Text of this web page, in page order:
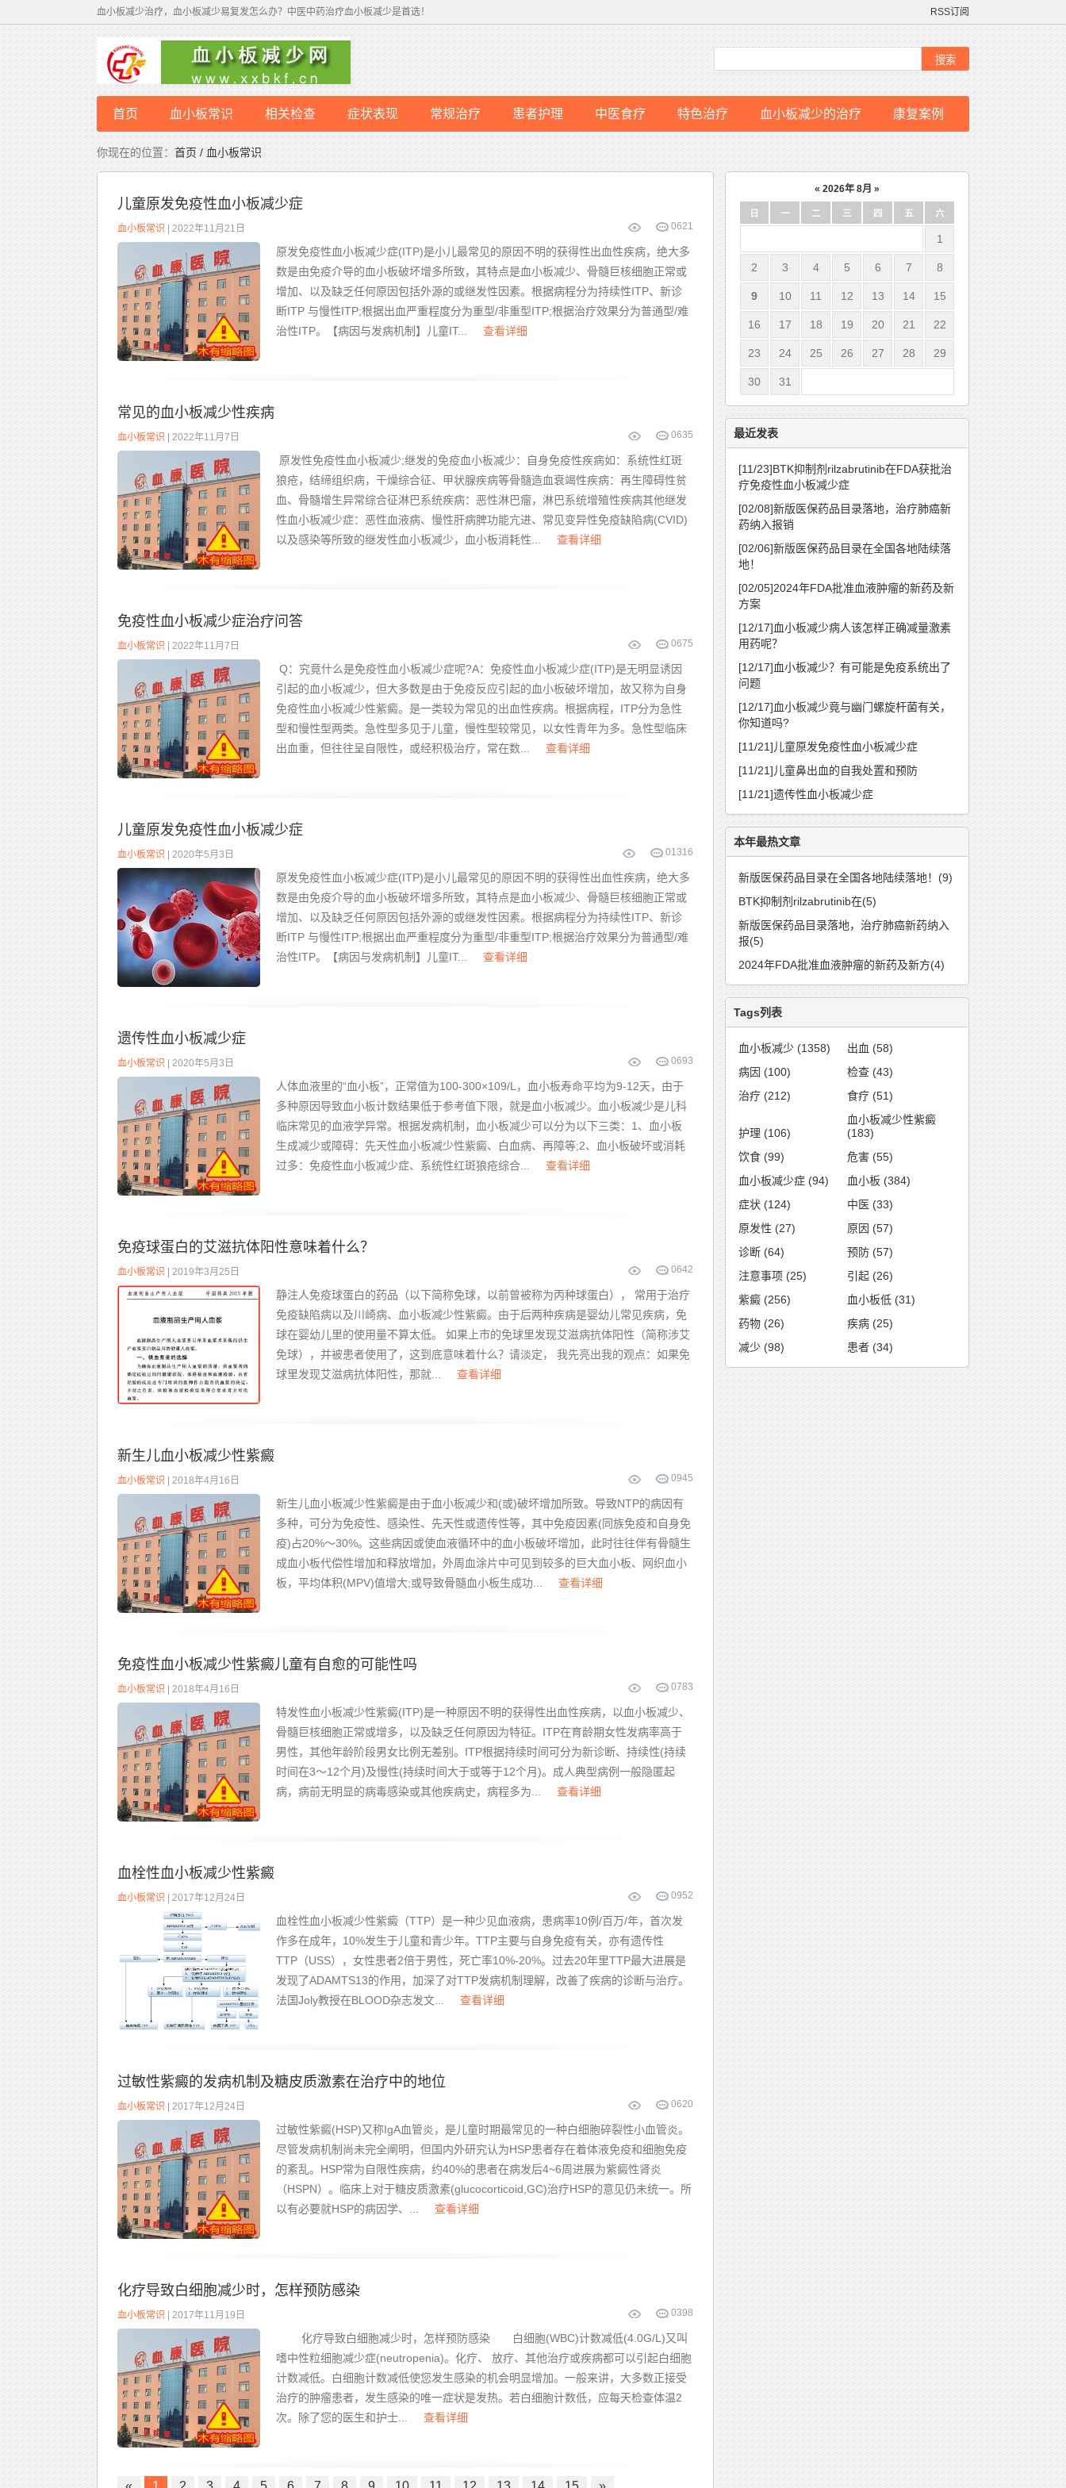
RSS订阅
血小板减少治疗，血小板减少易复发怎么办？中医中药治疗血小板减少是首选！
首页 血小板常识 相关检查 症状表现 常规治疗 患者护理 中医食疗 特色治疗 血小板减少的治疗 康复案例
病因
你现在的位置：首页 / 血小板常识
儿童原发免疫性血小板减少症
621
0
血小板常识 | 2022年11月21日
原发免疫性血小板减少症(ITP)是小儿最常见的原因不明的获得性出血性疾病，绝大多
数是由免疫介导的血小板破坏增多所致，其特点是血小板减少、骨髓巨核细胞正常或
增加、以及缺乏任何原因包括外源的或继发性因素。根据病程分为持续性ITP、新诊
断ITP 与慢性ITP;根据出血严重程度分为重型/非重型ITP;根据治疗效果分为普通型/难
治性ITP。【病因与发病机制】儿童IT...
查看详细
常见的血小板减少性疾病
635
0
血小板常识 | 2022年11月7日
原发性免疫性血小板减少;继发的免疫血小板减少：自身免疫性疾病如：系统性红斑
狼疮，结缔组织病，干燥综合征、甲状腺疾病等骨髓造血衰竭性疾病：再生障碍性贫
血、骨髓增生异常综合征淋巴系统疾病：恶性淋巴瘤，淋巴系统增殖性疾病其他继发
性血小板减少症：恶性血液病、慢性肝病脾功能亢进、常见变异性免疫缺陷病(CVID)
以及感染等所致的继发性血小板减少，血小板消耗性...
查看详细
免疫性血小板减少症治疗问答
675
0
血小板常识 | 2022年11月7日
Q：究竟什么是免疫性血小板减少症呢?A：免疫性血小板减少症(ITP)是无明显诱因
引起的血小板减少，但大多数是由于免疫反应引起的血小板破坏增加，故又称为自身
免疫性血小板减少性紫癜。是一类较为常见的出血性疾病。根据病程，ITP分为急性
型和慢性型两类。急性型多见于儿童，慢性型较常见，以女性青年为多。急性型临床
出血重，但往往呈自限性，或经积极治疗，常在数...
查看详细
儿童原发免疫性血小板减少症
1316
0
血小板常识 | 2020年5月3日
原发免疫性血小板减少症(ITP)是小儿最常见的原因不明的获得性出血性疾病，绝大多
数是由免疫介导的血小板破坏增多所致，其特点是血小板减少、骨髓巨核细胞正常或
增加、以及缺乏任何原因包括外源的或继发性因素。根据病程分为持续性ITP、新诊
断ITP 与慢性ITP;根据出血严重程度分为重型/非重型ITP;根据治疗效果分为普通型/难
治性ITP。【病因与发病机制】儿童IT...
查看详细
遗传性血小板减少症
693
0
血小板常识 | 2020年5月3日
人体血液里的“血小板”，正常值为100-300×109/L，血小板寿命平均为9-12天，由于
多种原因导致血小板计数结果低于参考值下限，就是血小板减少。血小板减少是儿科
临床常见的血液学异常。根据发病机制，血小板减少可以分为以下三类：1、血小板
生成减少或障碍：先天性血小板减少性紫癜、白血病、再障等;2、血小板破坏或消耗
过多：免疫性血小板减少症、系统性红斑狼疮综合...
查看详细
免疫球蛋白的艾滋抗体阳性意味着什么？
642
0
血小板常识 | 2019年3月25日
静注人免疫球蛋白的药品（以下简称免球，以前曾被称为丙种球蛋白）， 常用于治疗
免疫缺陷病以及川崎病、血小板减少性紫癜。由于后两种疾病是婴幼儿常见疾病，免
球在婴幼儿里的使用量不算太低。 如果上市的免球里发现艾滋病抗体阳性（简称涉艾
免球），并被患者使用了，这到底意味着什么？请淡定， 我先亮出我的观点：如果免
球里发现艾滋病抗体阳性，那就...
查看详细
新生儿血小板减少性紫癜
945
0
血小板常识 | 2018年4月16日
新生儿血小板减少性紫癜是由于血小板减少和(或)破坏增加所致。导致NTP的病因有
多种，可分为免疫性、感染性、先天性或遗传性等，其中免疫因素(同族免疫和自身免
疫)占20%～30%。这些病因或使血液循环中的血小板破坏增加，此时往往伴有骨髓生
成血小板代偿性增加和释放增加，外周血涂片中可见到较多的巨大血小板、网织血小
板，平均体积(MPV)值增大;或导致骨髓血小板生成功...
查看详细
免疫性血小板减少性紫癜儿童有自愈的可能性吗
783
0
血小板常识 | 2018年4月16日
特发性血小板减少性紫癜(ITP)是一种原因不明的获得性出血性疾病，以血小板减少、
骨髓巨核细胞正常或增多，以及缺乏任何原因为特征。ITP在育龄期女性发病率高于
男性，其他年龄阶段男女比例无差别。ITP根据持续时间可分为新诊断、持续性(持续
时间在3～12个月)及慢性(持续时间大于或等于12个月)。成人典型病例一般隐匿起
病，病前无明显的病毒感染或其他疾病史，病程多为...
查看详细
血栓性血小板减少性紫癜
952
0
血小板常识 | 2017年12月24日
血栓性血小板减少性紫癜（TTP）是一种少见血液病，患病率10例/百万/年，首次发
作多在成年，10%发生于儿童和青少年。TTP主要与自身免疫有关，亦有遗传性
TTP（USS），女性患者2倍于男性，死亡率10%-20%。过去20年里TTP最大进展是
发现了ADAMTS13的作用，加深了对TTP发病机制理解，改善了疾病的诊断与治疗。
法国Joly教授在BLOOD杂志发文...
查看详细
过敏性紫癜的发病机制及糖皮质激素在治疗中的地位
620
0
血小板常识 | 2017年12月24日
过敏性紫癜(HSP)又称IgA血管炎，是儿童时期最常见的一种白细胞碎裂性小血管炎。
尽管发病机制尚未完全阐明，但国内外研究认为HSP患者存在着体液免疫和细胞免疫
的紊乱。HSP常为自限性疾病，约40%的患者在病发后4~6周进展为紫癜性肾炎
（HSPN）。临床上对于糖皮质激素(glucocorticoid,GC)治疗HSP的意见仍未统一。所
以有必要就HSP的病因学、...
查看详细
化疗导致白细胞减少时，怎样预防感染
398
0
血小板常识 | 2017年11月19日
化疗导致白细胞减少时，怎样预防感染 白细胞(WBC)计数减低(4.0G/L)又叫
嗜中性粒细胞减少症(neutropenia)。化疗、 放疗、其他治疗或疾病都可以引起白细胞
计数减低。白细胞计数减低使您发生感染的机会明显增加。一般来讲，大多数正接受
治疗的肿瘤患者，发生感染的唯一症状是发热。若白细胞计数低，应每天检查体温2
次。除了您的医生和护士...
查看详细
« 2026年 8月 »
日 一 二 三 四 五 六
1
2 3 4 5 6 7 8
9 10 11 12 13 14 15
16 17 18 19 20 21 22
23 24 25 26 27 28 29
30 31
最近发表
[11/23]BTK抑制剂rilzabrutinib在FDA获批治
疗免疫性血小板减少症
[02/08]新版医保药品目录落地，治疗肺癌新
药纳入报销
[02/06]新版医保药品目录在全国各地陆续落
地！
[02/05]2024年FDA批准血液肿瘤的新药及新
方案
[12/17]血小板减少病人该怎样正确减量激素
用药呢？
[12/17]血小板减少？有可能是免疫系统出了
问题
[12/17]血小板减少竟与幽门螺旋杆菌有关，
你知道吗?
[11/21]儿童原发免疫性血小板减少症
[11/21]儿童鼻出血的自我处置和预防
[11/21]遗传性血小板减少症
本年最热文章
新版医保药品目录在全国各地陆续落地！(9)
BTK抑制剂rilzabrutinib在(5)
新版医保药品目录落地，治疗肺癌新药纳入
报(5)
2024年FDA批准血液肿瘤的新药及新方(4)
Tags列表
血小板减少 (1358) 出血 (58)
病因 (100) 检查 (43)
治疗 (212) 食疗 (51)
护理 (106)
血小板减少性紫癜
(183)
饮食 (99) 危害 (55)
血小板减少症 (94) 血小板 (384)
症状 (124) 中医 (33)
原发性 (27) 原因 (57)
诊断 (64) 预防 (57)
注意事项 (25) 引起 (26)
紫癜 (256) 血小板低 (31)
药物 (26) 疾病 (25)
减少 (98) 患者 (34)